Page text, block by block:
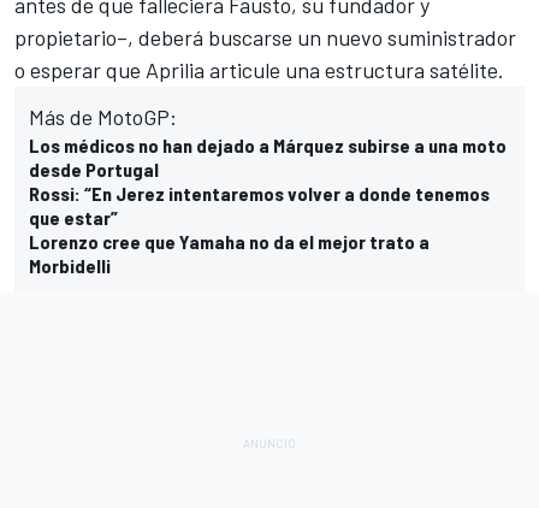
propietario–, deberá buscarse un nuevo suministrador
o esperar que Aprilia articule una estructura satélite.
Más de MotoGP:
Los médicos no han dejado a Márquez subirse a una moto
desde Portugal
Rossi: “En Jerez intentaremos volver a donde tenemos
que estar”
Lorenzo cree que Yamaha no da el mejor trato a
Morbidelli